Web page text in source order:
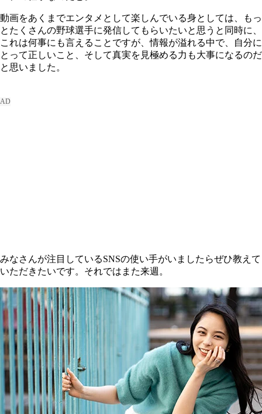
動画をあくまでエンタメとして楽しんでいる身としては、もっ
とたくさんの野球選手に発信してもらいたいと思うと同時に、
これは何事にも言えることですが、情報が溢れる中で、自分に
とって正しいこと、そして真実を見極める力も大事になるのだ
と思いました。
みなさんが注目しているSNSの使い手がいましたらぜひ教えて
いただきたいです。それではまた来週。